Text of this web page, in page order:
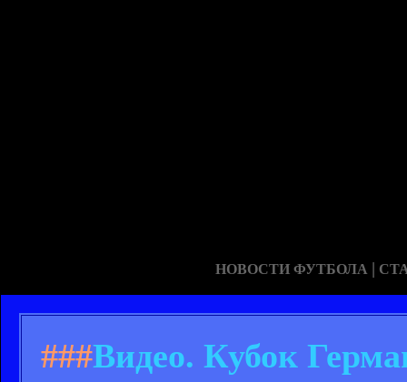
НОВОСТИ ФУТБОЛА |
###Видео. Кубок